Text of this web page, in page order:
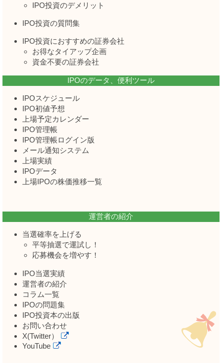
IPO投資のデメリット
IPO投資の質問集
IPO投資におすすめの証券会社
お得なタイアップ企画
資金不要の証券会社
IPOのデータ、便利ツール
IPOスケジュール
IPO初値予想
上場予定カレンダー
IPO管理帳
IPO管理帳ログイン版
メール通知システム
上場実績
IPOデータ
上場IPOの株価推移一覧
運営者の紹介
当選確率を上げる
平等抽選で運試し！
応募機会を増やす！
IPO当選実績
運営者の紹介
コラム一覧
IPOの問題集
IPO投資本の出版
お問い合わせ
X(Twitter）
YouTube